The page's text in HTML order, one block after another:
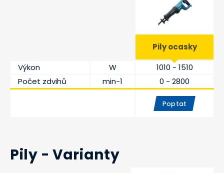
Pily ocasky
Výkon
W
1010 - 1510
Počet zdvihů
min-1 0 - 2800
Poptat
Pily - Varianty